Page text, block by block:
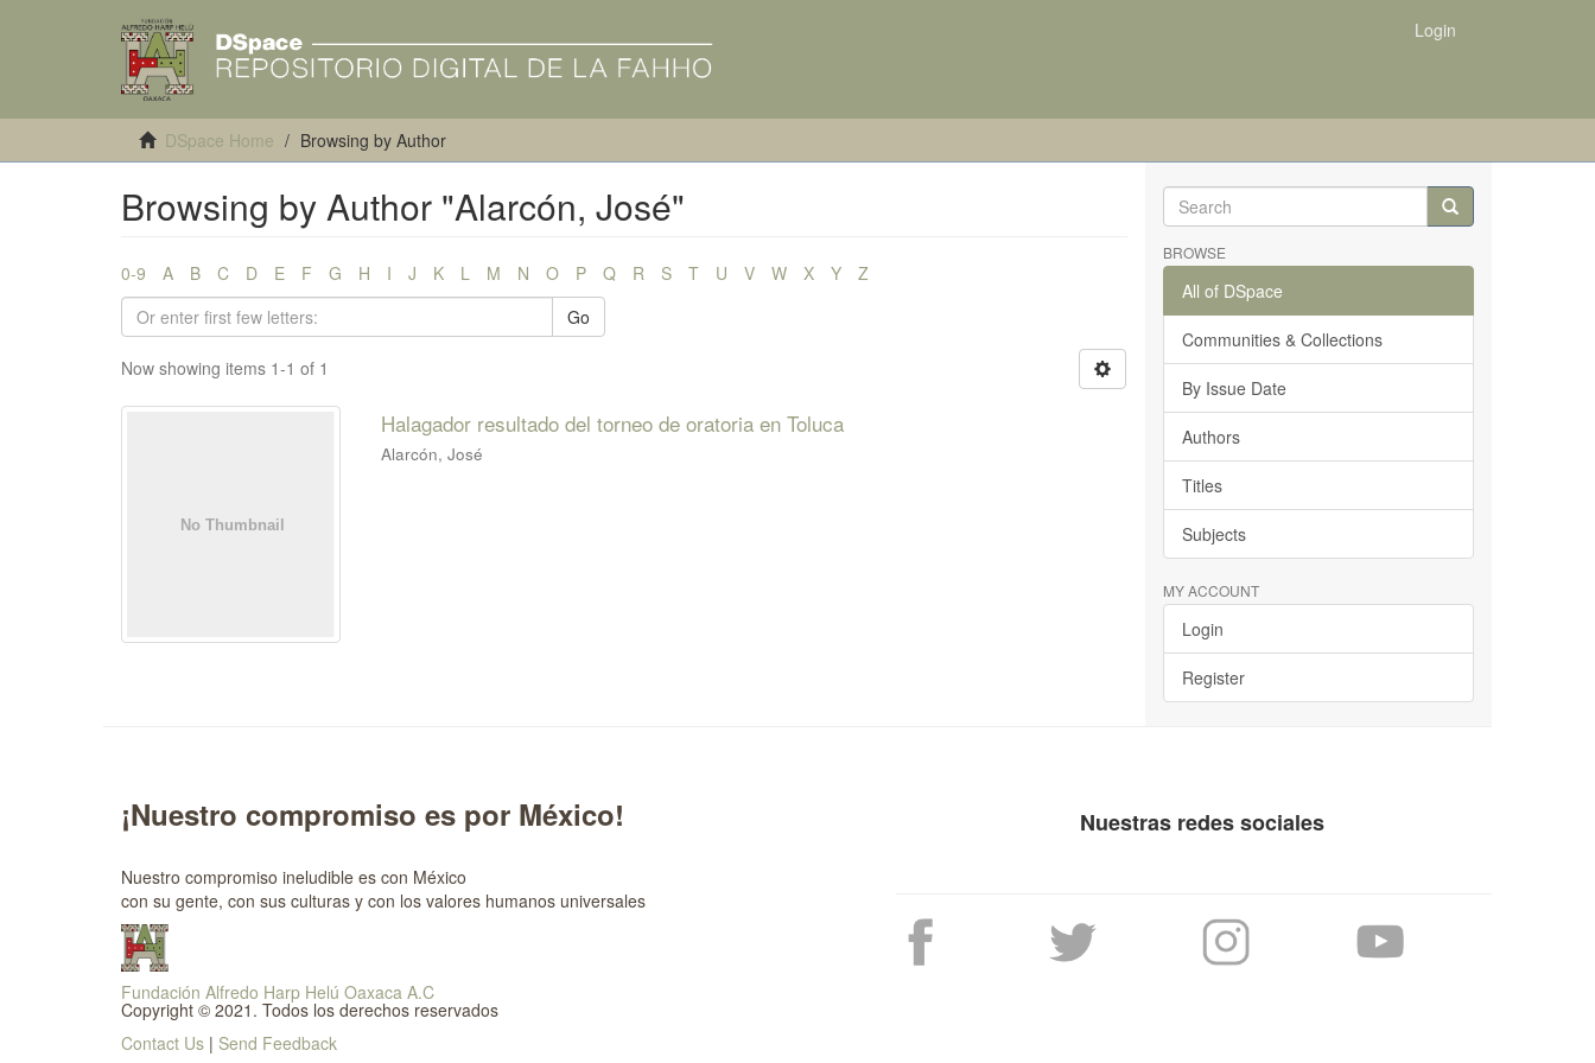
Login
DSpace Home Browsing by Author
Browsing by Author "Alarcón, José"
0-9 A B C D E F G H I J K L M N O P Q R S T U V W X Y
Z
Go
Now showing items 1-1 of 1
Halagador resultado del torneo de oratoria en Toluca
Alarcón, José
BROWSE
All of DSpace
Communities & Collections
By Issue Date
Authors
Titles
Subjects
MY ACCOUNT
Login
Register
¡Nuestro compromiso es por México!
Nuestro compromiso ineludible es con México
con su gente, con sus culturas y con los valores humanos universales
Fundación Alfredo Harp Helú Oaxaca A.C
Copyright © 2021. Todos los derechos reservados
Contact Us | Send Feedback
Nuestras redes sociales